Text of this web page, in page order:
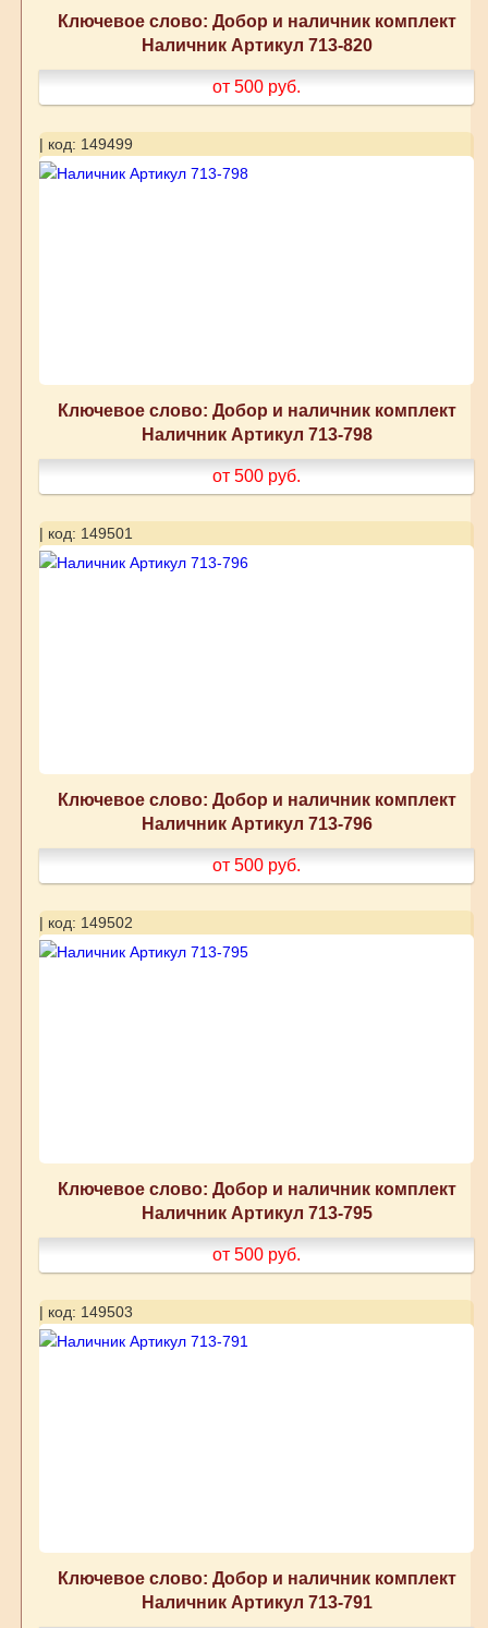
Ключевое слово: Добор и наличник комплект
Наличник Артикул 713-820
от 500 руб.
| код: 149499
Ключевое слово: Добор и наличник комплект
Наличник Артикул 713-798
от 500 руб.
| код: 149501
Ключевое слово: Добор и наличник комплект
Наличник Артикул 713-796
от 500 руб.
| код: 149502
Ключевое слово: Добор и наличник комплект
Наличник Артикул 713-795
от 500 руб.
| код: 149503
Ключевое слово: Добор и наличник комплект
Наличник Артикул 713-791